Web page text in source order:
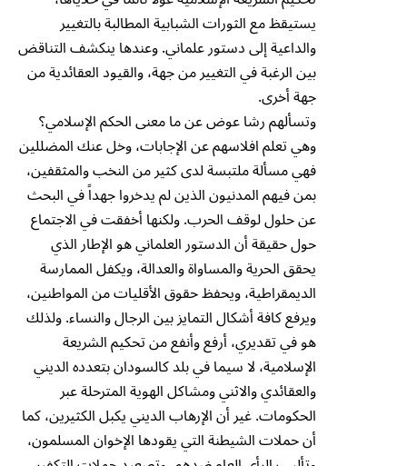
يستيقظ مع الثورات الشبابية المطالبة بالتغيير
والداعية إلى دستور علماني. وعندها ينكشف التناقض
بين الرغبة في التغيير من جهة، والقيود العقائدية من
جهة أخرى.
وتسألهم رشا عوض عن ما معنى الحكم الإسلامي؟
وهي تعلم افلاسهم عن الإجابات، وخل عنك المضللين
فهي مسألة ملتبسة لدى كثير من النخب والمثقفين،
بمن فيهم المدنيون الذين لم يدخروا جهداً في البحث
عن حلول لوقف الحرب. ولكنها أخفقت في الاجتماع
حول حقيقة أن الدستور العلماني هو الإطار الذي
يحقق الحرية والمساواة والعدالة، ويكفل الممارسة
الديمقراطية، ويحفظ حقوق الأقليات من المواطنين،
ويرفع كافة أشكال التمايز بين الرجال والنساء. ولذلك
هو في تقديري، أرفع وأنفع من تحكيم الشريعة
الإسلامية، لا سيما في بلد كالسودان بتعدده الديني
والعقائدي والاثني ومشاكل الهوية المترحلة عبر
الحكومات. غير أن الإرهاب الديني يكبل الكثيرين، كما
أن حملات الشيطنة التي يقودها الإخوان المسلمون،